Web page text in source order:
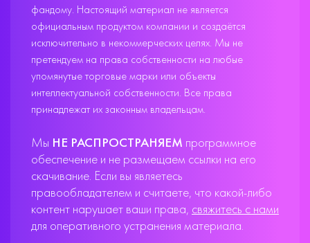
фандому. Настоящий материал не является
официальным продуктом компании и создаётся
исключительно в некоммерческих целях. Мы не
претендуем на права собственности на любые
упомянутые торговые марки или объекты
интеллектуальной собственности. Все права
принадлежат их законным владельцам.
Мы НЕ РАСПРОСТРАНЯЕМ программное
обеспечение и не размещаем ссылки на его
скачивание. Если вы являетесь
правообладателем и считаете, что какой-либо
контент нарушает ваши права, свяжитесь с нами
для оперативного устранения материала.